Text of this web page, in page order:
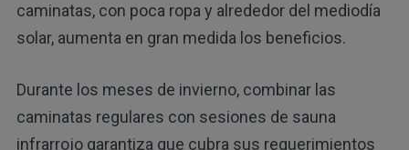
caminatas, con poca ropa y alrededor del mediodía
solar, aumenta en gran medida los beneficios.
Durante los meses de invierno, combinar las
caminatas regulares con sesiones de sauna
infrarrojo garantiza que cubra sus requerimientos